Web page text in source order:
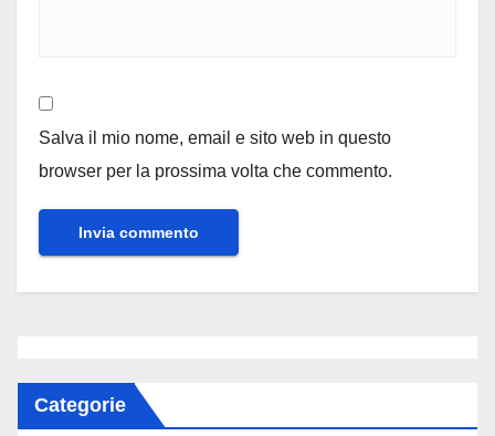
Salva il mio nome, email e sito web in questo
browser per la prossima volta che commento.
Categorie